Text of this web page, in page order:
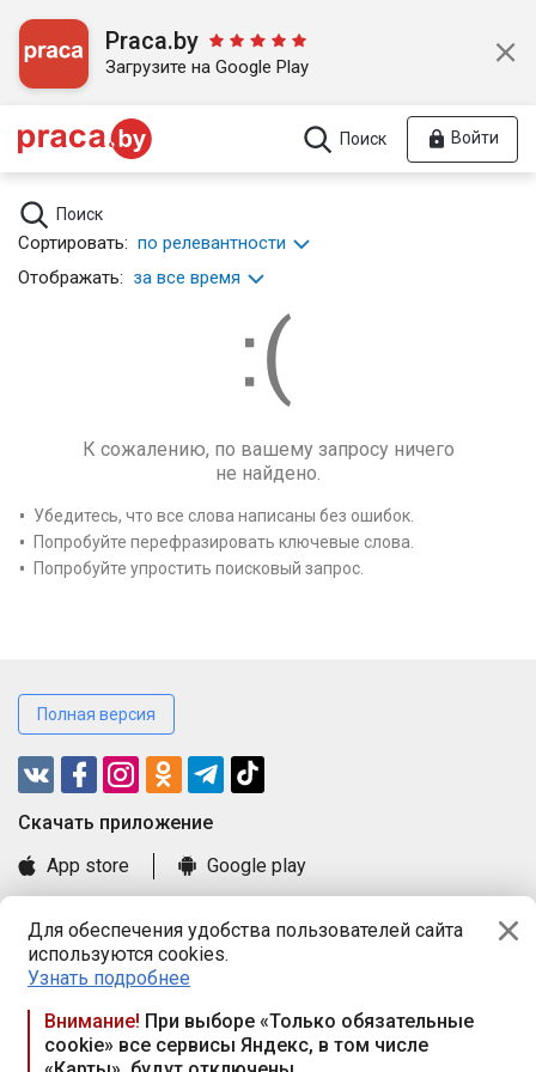
Для обеспечения удобства пользователей сайта
используются cookies.
Узнать подробнее
Внимание! При выборе «Только обязательные
cookie» все сервисы Яндекс, в том числе
Praca.by
Загрузите на Google Play
Поиск Войти
Поиск
Сортировать: по релевантности
Отображать: за все время
К сожалению, по вашему запросу ничего
не найдено.
Убедитесь, что все слова написаны без ошибок.
Попробуйте перефразировать ключевые слова.
Попробуйте упростить поисковый запрос.
Полная версия
Cкачать приложение
App store
Google play
Книга замечаний и предложений
Правила и документы
Praca.by © 2000—2026, ООО «ПРАЦА БАЙ»
Республика Беларусь, 220114, г. Минск, пр-т Независимости
117а, пом. № 9.